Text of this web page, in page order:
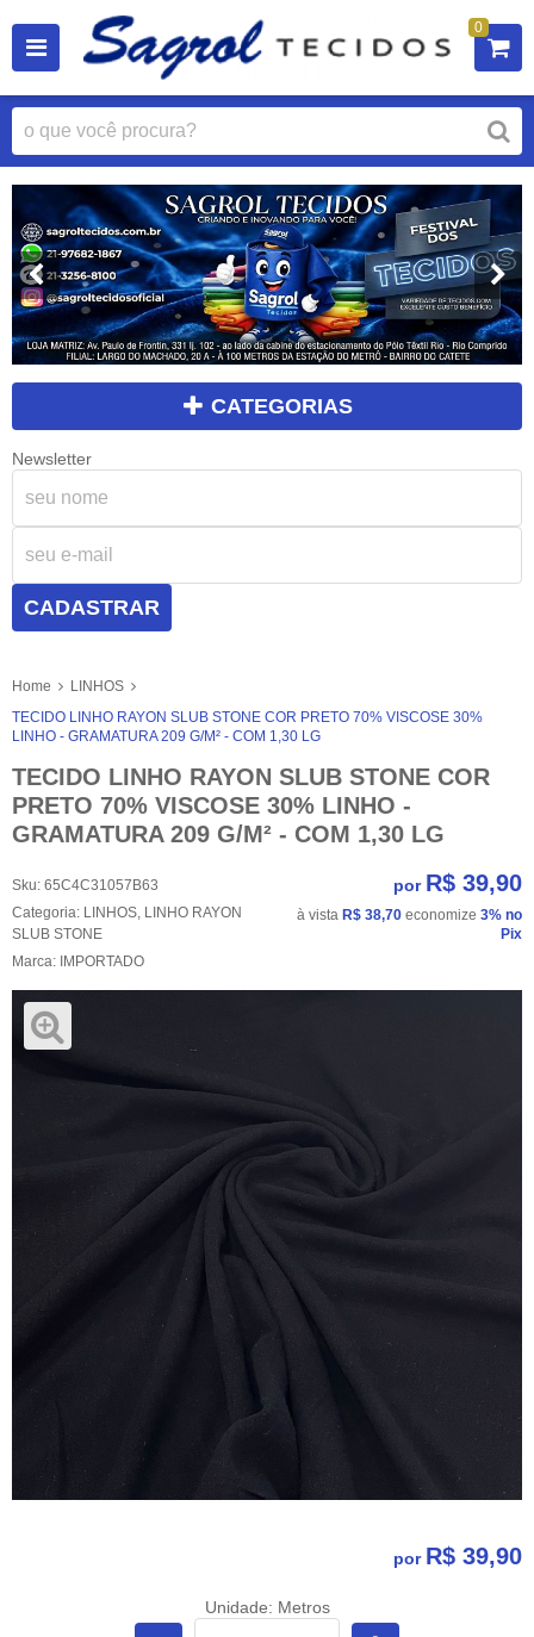
0
CATEGORIAS
Newsletter
CADASTRAR
Home
LINHOS
TECIDO LINHO RAYON SLUB STONE COR PRETO 70% VISCOSE 30%
LINHO - GRAMATURA 209 G/M² - COM 1,30 LG
TECIDO LINHO RAYON SLUB STONE COR
PRETO 70% VISCOSE 30% LINHO -
GRAMATURA 209 G/M² - COM 1,30 LG
Sku: 65C4C31057B63
Categoria: LINHOS, LINHO RAYON
SLUB STONE
Marca: IMPORTADO
por R$ 39,90
à vista R$ 38,70 economize 3% no
Pix
por R$ 39,90
Unidade: Metros